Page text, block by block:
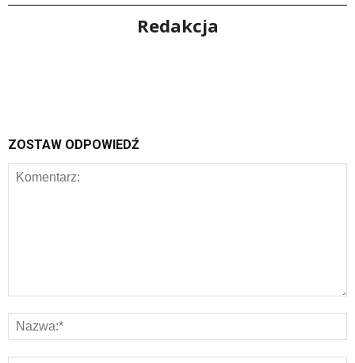
Redakcja
ZOSTAW ODPOWIEDŹ